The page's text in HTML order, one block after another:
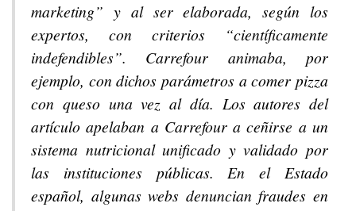
marketing” y al ser elaborada, según los
expertos, con criterios “científicamente
indefendibles”. Carrefour animaba, por
ejemplo, con dichos parámetros a comer pizza
con queso una vez al día. Los autores del
artículo apelaban a Carrefour a ceñirse a un
sistema nutricional unificado y validado por
las instituciones públicas. En el Estado
español, algunas webs denuncian fraudes en